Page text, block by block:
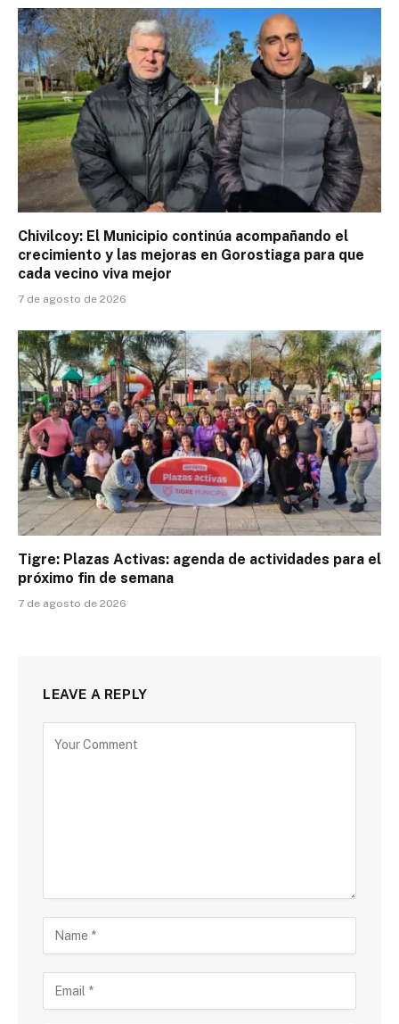
Chivilcoy: El Municipio continúa acompañando el
crecimiento y las mejoras en Gorostiaga para que
cada vecino viva mejor
7 de agosto de 2026
Tigre: Plazas Activas: agenda de actividades para el
próximo fin de semana
7 de agosto de 2026
LEAVE A REPLY